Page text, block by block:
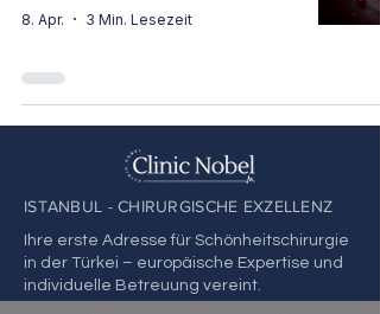
8. Apr. 3 Min. Lesezeit
ISTANBUL - CHIRURGISCHE EXZELLENZ
Ihre erste Adresse für Schönheitschirurgie
in der Türkei – europäische Expertise und
individuelle Betreuung vereint.